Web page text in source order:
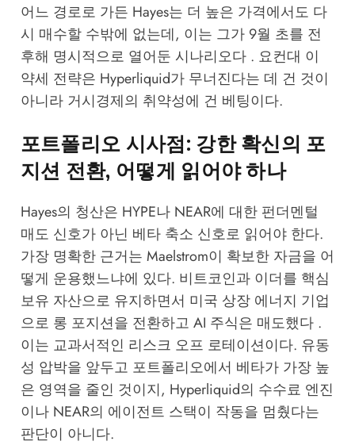
어느 경로로 가든 Hayes는 더 높은 가격에서도 다
시 매수할 수밖에 없는데, 이는 그가 9월 초를 전
후해 명시적으로 열어둔 시나리오다 . 요컨대 이
약세 전략은 Hyperliquid가 무너진다는 데 건 것이
아니라 거시경제의 취약성에 건 베팅이다.
포트폴리오 시사점: 강한 확신의 포
지션 전환, 어떻게 읽어야 하나
Hayes의 청산은 HYPE나 NEAR에 대한 펀더멘털
매도 신호가 아닌 베타 축소 신호로 읽어야 한다.
가장 명확한 근거는 Maelstrom이 확보한 자금을 어
떻게 운용했느냐에 있다. 비트코인과 이더를 핵심
보유 자산으로 유지하면서 미국 상장 에너지 기업
으로 롱 포지션을 전환하고 AI 주식은 매도했다 .
이는 교과서적인 리스크 오프 로테이션이다. 유동
성 압박을 앞두고 포트폴리오에서 베타가 가장 높
은 영역을 줄인 것이지, Hyperliquid의 수수료 엔진
이나 NEAR의 에이전트 스택이 작동을 멈췄다는
판단이 아니다.